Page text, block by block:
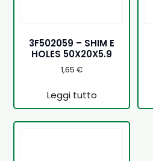
3F502059 – SHIM E
HOLES 50X20X5.9
1,65€
Leggi tutto